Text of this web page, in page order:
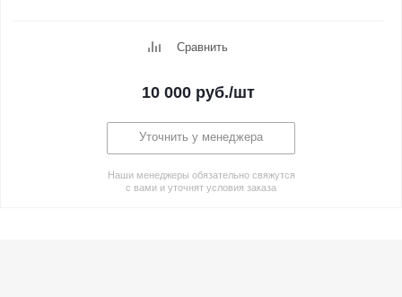
Сравнить
10 000руб./шт
Уточнить у менеджера
Наши менеджеры обязательно свяжутся
с вами и уточнят условия заказа